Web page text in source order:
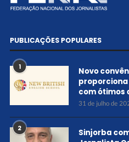
PUBLICAÇÕES POPULARES
1
Novo
com ótimos
31 de julho de
2
Sinjorba